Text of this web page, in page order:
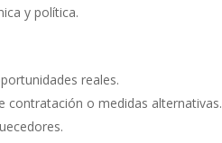
y política.
reales.
contratación o medidas alternativas.